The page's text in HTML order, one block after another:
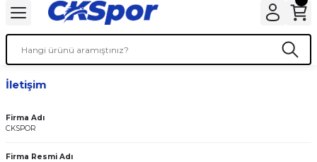
İletişim
Firma Adı
CKSPOR
Firma Resmi Adı